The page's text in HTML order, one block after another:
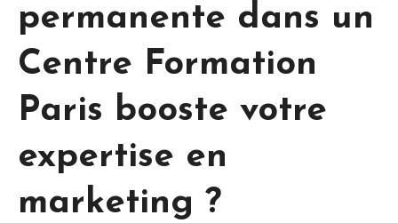
permanente dans un
Centre Formation
Paris booste votre
expertise en
marketing ?